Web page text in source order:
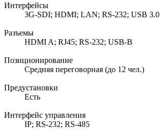
Интерфейсы
3G-SDI; HDMI; LAN; RS-232; USB 3.0
Разъемы
HDMI A; RJ45; RS-232; USB-B
Позиционирование
Средняя переговорная (до 12 чел.)
Предустановки
Есть
Интерфейс управления
IP; RS-232; RS-485